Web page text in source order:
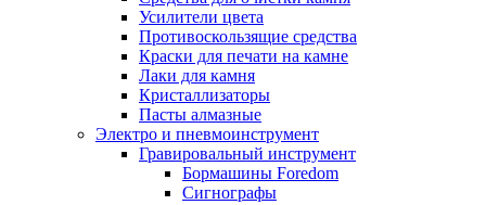
Усилители цвета
Противоскользящие средства
Краски для печати на камне
Лаки для камня
Кристаллизаторы
Пасты алмазные
Электро и пневмоинструмент
Гравировальный инструмент
Бормашины Foredom
Сигнографы